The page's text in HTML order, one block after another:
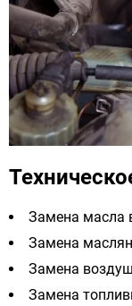
Замена масла
Замена
Замена
Замена